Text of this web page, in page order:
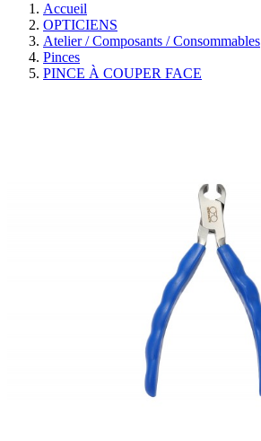
Accueil
OPTICIENS
Atelier / Composants / Consommables
Pinces
PINCE À COUPER FACE